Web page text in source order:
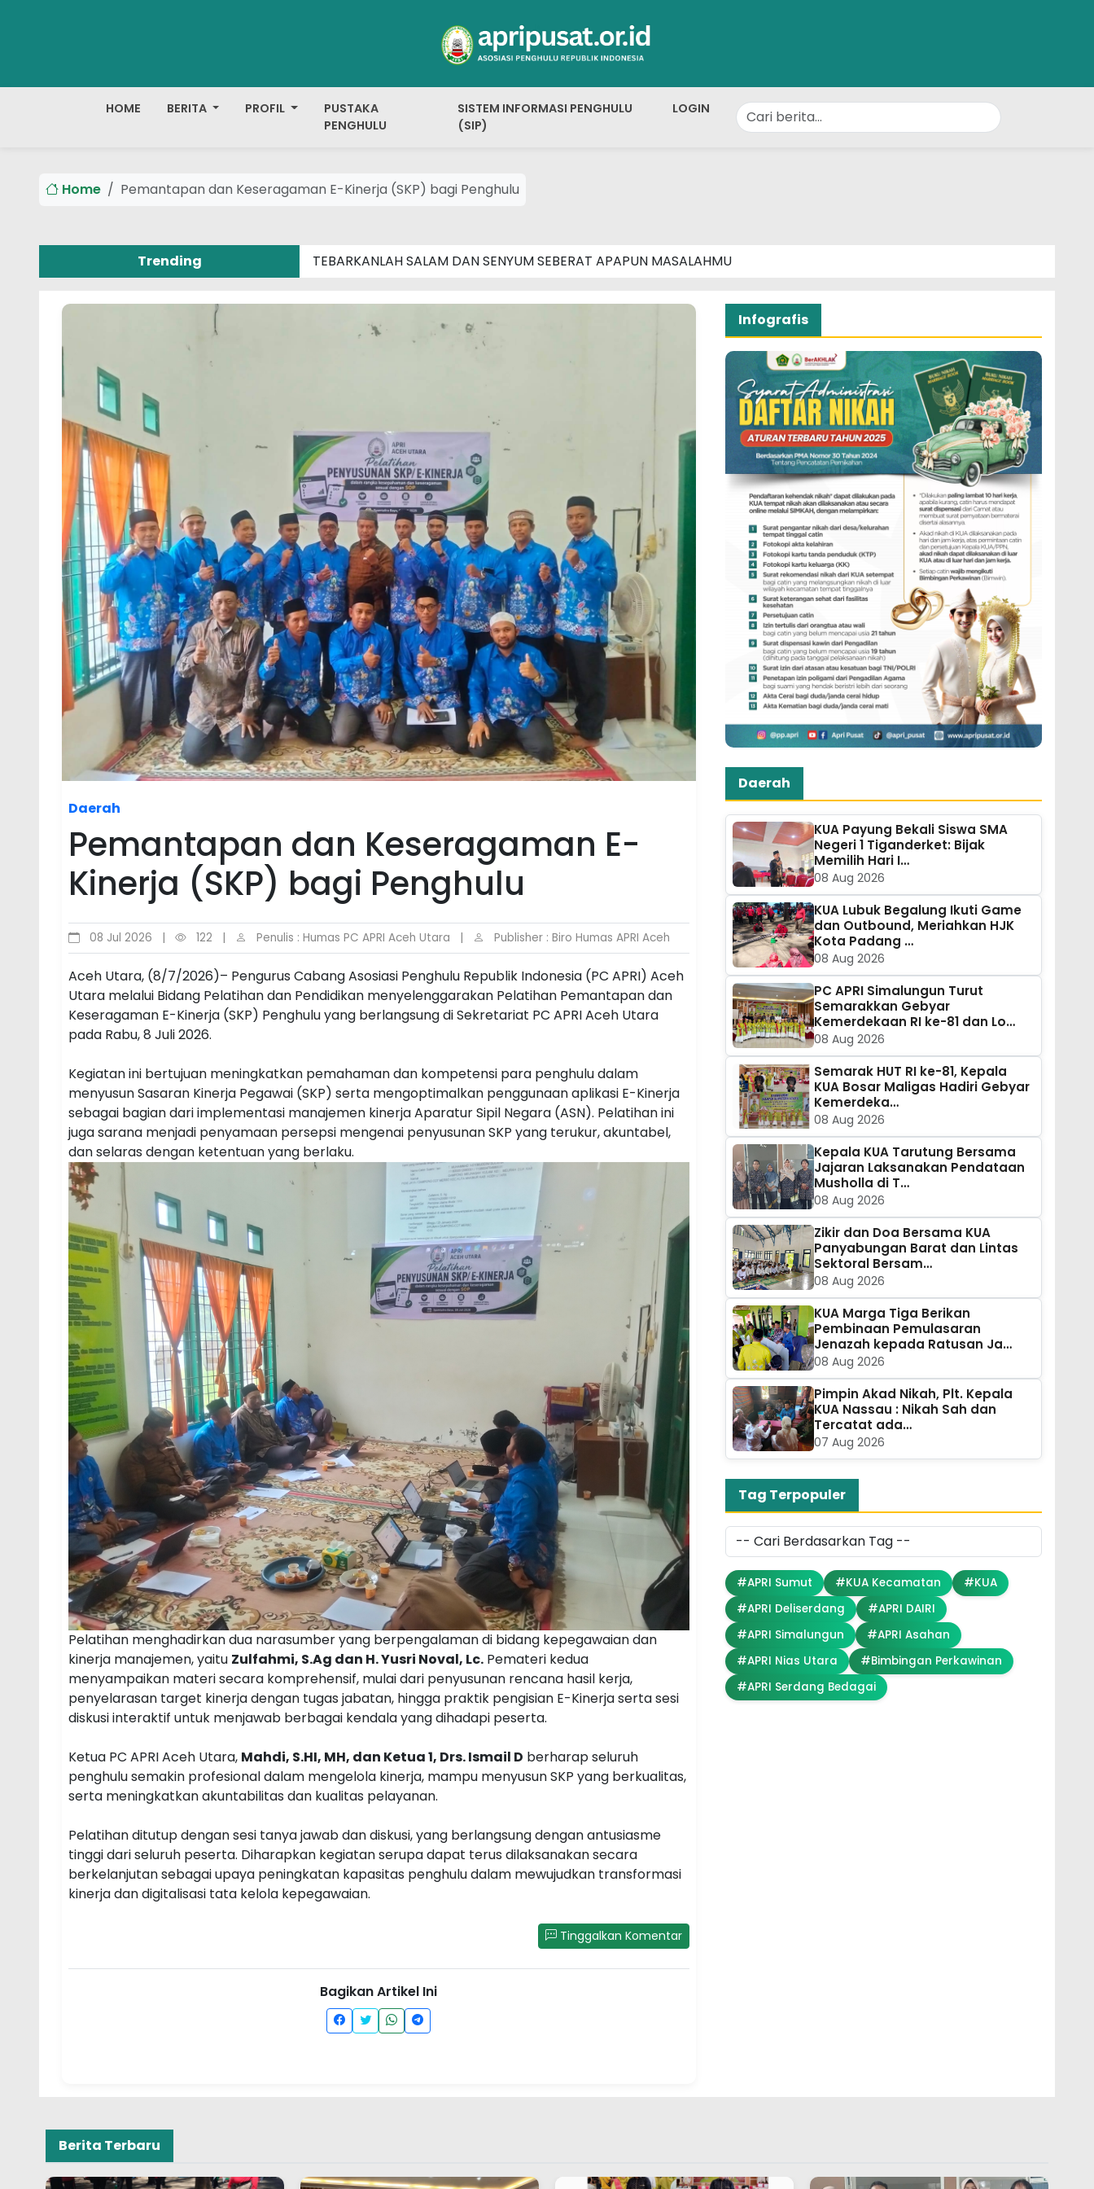
HOME BERITA PROFIL
PUSTAKA
PENGHULU
SISTEM INFORMASI PENGHULU
(SIP)
LOGIN
Home Pemantapan dan Keseragaman E-Kinerja (SKP) bagi Penghulu
Trending TEBARKANLAH SALAM DAN SENYUM SEBERAT APAPUN MASALAHMU
Daerah
Pemantapan dan Keseragaman E-
Kinerja (SKP) bagi Penghulu
08 Jul 2026 122 Penulis : Humas PC APRI Aceh Utara Publisher : Biro Humas APRI Aceh
Aceh Utara, (8/7/2026)– Pengurus Cabang Asosiasi Penghulu Republik Indonesia (PC APRI) Aceh
Utara melalui Bidang Pelatihan dan Pendidikan menyelenggarakan Pelatihan Pemantapan dan
Keseragaman E-Kinerja (SKP) Penghulu yang berlangsung di Sekretariat PC APRI Aceh Utara
pada Rabu, 8 Juli 2026.
Kegiatan ini bertujuan meningkatkan pemahaman dan kompetensi para penghulu dalam
menyusun Sasaran Kinerja Pegawai (SKP) serta mengoptimalkan penggunaan aplikasi E-Kinerja
sebagai bagian dari implementasi manajemen kinerja Aparatur Sipil Negara (ASN). Pelatihan ini
juga sarana menjadi penyamaan persepsi mengenai penyusunan SKP yang terukur, akuntabel,
dan selaras dengan ketentuan yang berlaku.
Pelatihan menghadirkan dua narasumber yang berpengalaman di bidang kepegawaian dan
kinerja manajemen, yaitu Zulfahmi, S.Ag dan H. Yusri Noval, Lc. Pemateri kedua
menyampaikan materi secara komprehensif, mulai dari penyusunan rencana hasil kerja,
penyelarasan target kinerja dengan tugas jabatan, hingga praktik pengisian E-Kinerja serta sesi
diskusi interaktif untuk menjawab berbagai kendala yang dihadapi peserta.
Ketua PC APRI Aceh Utara, Mahdi, S.HI, MH, dan Ketua 1, Drs. Ismail D berharap seluruh
penghulu semakin profesional dalam mengelola kinerja, mampu menyusun SKP yang berkualitas,
serta meningkatkan akuntabilitas dan kualitas pelayanan.
Pelatihan ditutup dengan sesi tanya jawab dan diskusi, yang berlangsung dengan antusiasme
tinggi dari seluruh peserta. Diharapkan kegiatan serupa dapat terus dilaksanakan secara
berkelanjutan sebagai upaya peningkatan kapasitas penghulu dalam mewujudkan transformasi
kinerja dan digitalisasi tata kelola kepegawaian.
Tinggalkan Komentar
Bagikan Artikel Ini
Infografis
Daerah
KUA Payung Bekali Siswa SMA
Negeri 1 Tiganderket: Bijak
Memilih Hari I…
08 Aug 2026
KUA Lubuk Begalung Ikuti Game
dan Outbound, Meriahkan HJK
Kota Padang …
08 Aug 2026
PC APRI Simalungun Turut
Semarakkan Gebyar
Kemerdekaan RI ke-81 dan Lo…
08 Aug 2026
Semarak HUT RI ke-81, Kepala
KUA Bosar Maligas Hadiri Gebyar
Kemerdeka…
08 Aug 2026
Kepala KUA Tarutung Bersama
Jajaran Laksanakan Pendataan
Musholla di T…
08 Aug 2026
Zikir dan Doa Bersama KUA
Panyabungan Barat dan Lintas
Sektoral Bersam…
08 Aug 2026
KUA Marga Tiga Berikan
Pembinaan Pemulasaran
Jenazah kepada Ratusan Ja…
08 Aug 2026
Pimpin Akad Nikah, Plt. Kepala
KUA Nassau : Nikah Sah dan
Tercatat ada…
07 Aug 2026
Tag Terpopuler
#APRI Sumut #KUA Kecamatan
#KUA
#APRI Deliserdang
#APRI DAIRI
#APRI Simalungun
#APRI Asahan
#APRI Nias Utara
#Bimbingan Perkawinan
#APRI Serdang Bedagai
Berita Terbaru